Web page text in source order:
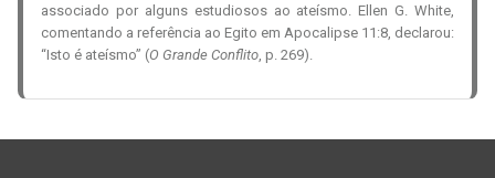
associado por alguns estudiosos ao ateísmo. Ellen G. White,
comentando a referência ao Egito em Apocalipse 11:8, declarou:
“Isto é ateísmo” (O Grande Conflito, p. 269).